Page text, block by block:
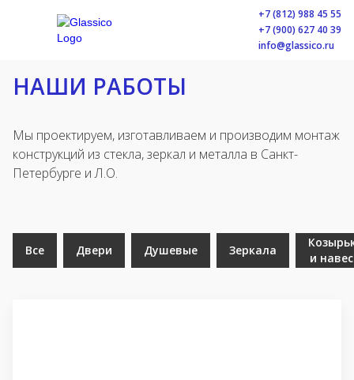
+7 (812) 988 45 55
+7 (900) 627 40 39
info@glassico.ru
НАШИ РАБОТЫ
Мы проектируем, изготавливаем и производим монтаж
конструкций из стекла, зеркал и металла в Санкт-
Петербурге и Л.О.
Все Двери Душевые Зеркала
и